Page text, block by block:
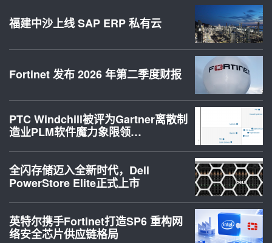
福建中沙上线 SAP ERP 私有云
Fortinet 发布 2026 年第二季度财报
PTC Windchill被评为Gartner离散制
造业PLM软件魔力象限领…
全闪存储迈入全新时代，Dell
PowerStore Elite正式上市
英特尔携手Fortinet打造SP6 重构网
络安全芯片供应链格局